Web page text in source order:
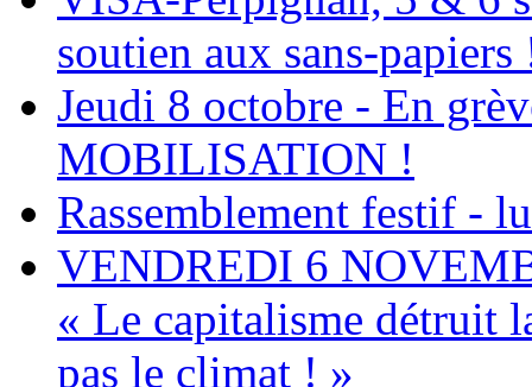
soutien aux sans-papiers
Jeudi 8 octobre - En
MOBILISATION !
Rassemblement festif -
VENDREDI 6
« Le capitalisme détruit
pas le climat ! »